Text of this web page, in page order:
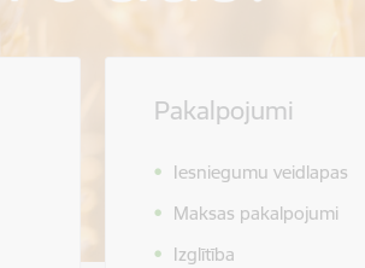
Pakalpojumi
Iesniegumu veidlapas
Maksas pakalpojumi
Izglītība